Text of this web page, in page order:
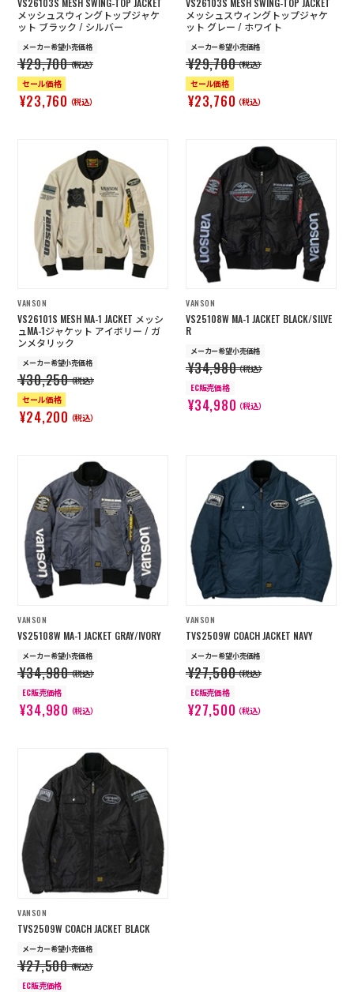
メッシュスウィングトップジャケ
ット ブラック / シルバー
メーカー希望小売価格
¥29,700（税込）
セール価格
¥23,760（税込）
メッシュスウィングトップジャケ
ット グレー / ホワイト
メーカー希望小売価格
¥29,700（税込）
セール価格
¥23,760（税込）
VANSON
VS26101S MESH MA-1 JACKET メッシ
ュMA-1ジャケット アイボリー / ガ
ンメタリック
メーカー希望小売価格
¥30,250（税込）
セール価格
¥24,200（税込）
VANSON
VS25108W MA-1 JACKET BLACK/SILVE
R
メーカー希望小売価格
¥34,980（税込）
EC販売価格
¥34,980（税込）
VANSON
VS25108W MA-1 JACKET GRAY/IVORY
メーカー希望小売価格
¥34,980（税込）
EC販売価格
¥34,980（税込）
VANSON
TVS2509W COACH JACKET NAVY
メーカー希望小売価格
¥27,500（税込）
EC販売価格
¥27,500（税込）
VANSON
TVS2509W COACH JACKET BLACK
メーカー希望小売価格
¥27,500（税込）
EC販売価格